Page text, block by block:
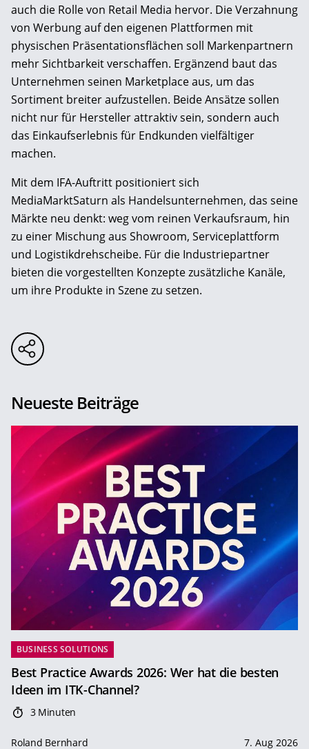
auch die Rolle von Retail Media hervor. Die Verzahnung
von Werbung auf den eigenen Plattformen mit
physischen Präsentationsflächen soll Markenpartnern
mehr Sichtbarkeit verschaffen. Ergänzend baut das
Unternehmen seinen Marketplace aus, um das
Sortiment breiter aufzustellen. Beide Ansätze sollen
nicht nur für Hersteller attraktiv sein, sondern auch
das Einkaufserlebnis für Endkunden vielfältiger
machen.
Mit dem IFA-Auftritt positioniert sich
MediaMarktSaturn als Handelsunternehmen, das seine
Märkte neu denkt: weg vom reinen Verkaufsraum, hin
zu einer Mischung aus Showroom, Serviceplattform
und Logistikdrehscheibe. Für die Industriepartner
bieten die vorgestellten Konzepte zusätzliche Kanäle,
um ihre Produkte in Szene zu setzen.
Neueste Beiträge
BUSINESS SOLUTIONS
Best Practice Awards 2026: Wer hat die besten
Ideen im ITK-Channel?
3 Minuten
Roland Bernhard 7. Aug 2026